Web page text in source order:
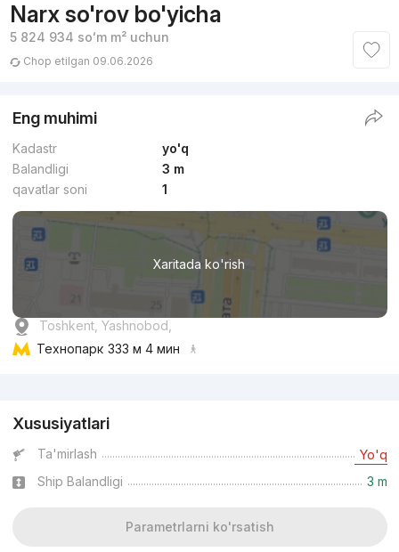
Narx so'rov bo'yicha
5 824 934 soʻmm² uchun
Chop etilgan 09.06.2026
Eng muhimi
Kadastr
yo'q
Balandligi
3 m
qavatlar soni
1
Xaritada ko'rish
Toshkent, Yashnobod,
Технопарк 333 м 4 мин
Xususiyatlari
Ta'mirlash Yo'q
Ship Balandligi 3 m
Parametrlarni ko'rsatish